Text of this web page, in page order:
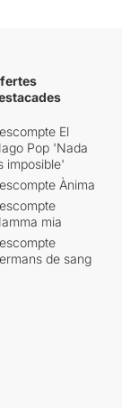
El
Pop 'Nada
imposible'
Ànima
mia
de sang